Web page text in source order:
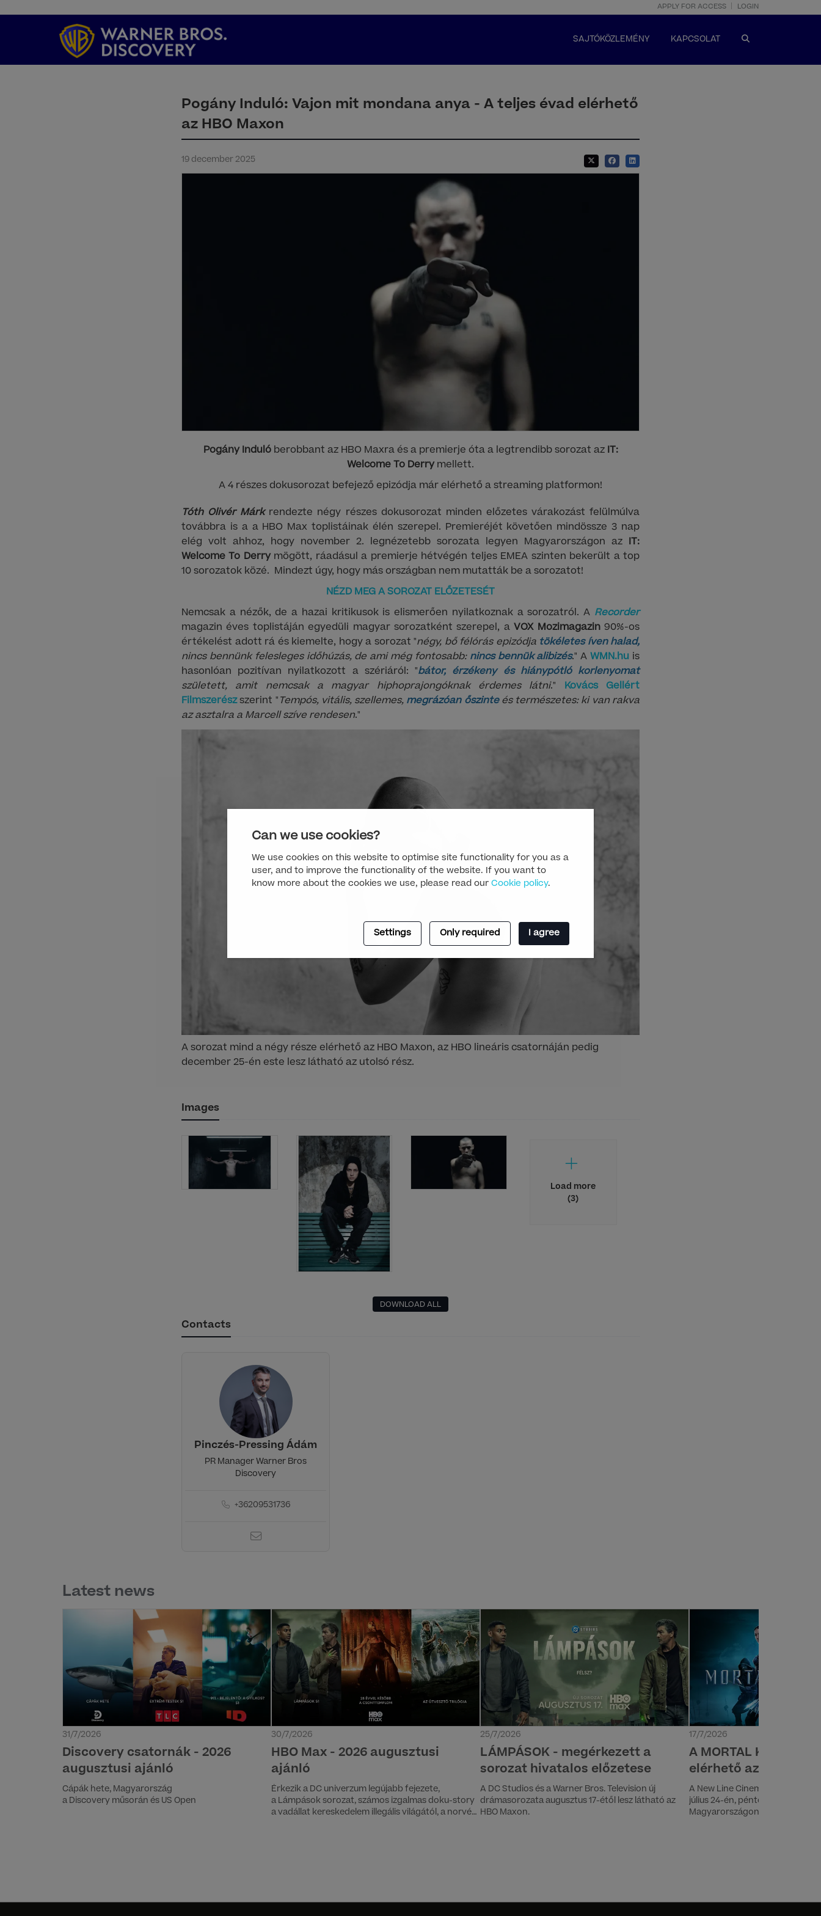
Can we use cookies?
We use cookies on this website to optimise site functionality for you as a
user, and to improve the functionality of the website. If you want to
know more about the cookies we use, please read our Cookie policy.
Settings Only required I agree
APPLY FOR ACCESS LOGIN
SAJTÓKÖZLEMÉNY KAPCSOLAT
Pogány Induló: Vajon mit mondana anya - A teljes évad elérhető
az HBO Maxon
19 december 2025
Pogány Indulóberobbant az HBO Maxra és a premierje óta a legtrendibb sorozat az
IT:
Welcome To Derry mellett.
A 4 részes dokusorozat befejező epizódja már elérhető a streaming platformon!
Tóth Olivér Márkrendezte négy részes dokusorozat minden előzetes várakozást felülmúlva
továbbra is a a HBO Max toplistáinak élén szerepel. Premieréjét követően mindössze 3 nap
elég volt ahhoz, hogy november 2. legnézetebb sorozata legyen Magyarországon az
IT:
Welcome To Derrymögött, ráadásul a premierje hétvégén teljes EMEA szinten bekerült a top
10 sorozatok közé. Mindezt úgy, hogy más országban nem mutatták be a sorozatot!
NÉZD MEG A SOROZAT ELŐZETESÉT
Nemcsak a nézők, de a hazai kritikusok is elismerően nyilatkoznak a sorozatról. A Recorder
magazin éves toplistáján egyedüli magyar sorozatként szerepel, a VOX Mozimagazin90%-os
értékelést adott rá és kiemelte, hogy a sorozat "négy, bő félórás epizódja tökéletes íven halad,
nincs bennünk felesleges időhúzás, de ami még fontosabb: nincs bennük alibizés." A WMN.hu
is
hasonlóan pozitívan nyilatkozott a szériáról: "bátor, érzékeny és hiánypótló korlenyomat
született, amit nemcsak a magyar hiphoprajongóknak érdemes látni."
Kovács Gellért
Filmszerészszerint " Tempós, vitális, szellemes, megrázóan őszinteés természetes: ki van rakva
az asztalra a Marcell szíve rendesen."
A sorozat mind a négy része elérhető az HBO Maxon, az HBO lineáris csatornáján pedig
december 25-én este lesz látható az utolsó rész.
Images
Load more
(3)
DOWNLOAD ALL
Contacts
Pinczés-Pressing Ádám
PR Manager Warner Bros
Discovery
+36209531736
Latest news
31/7/2026
Discovery csatornák - 2026
augusztusi ajánló
Cápák hete, Magyarország
a Discovery műsorán és US Open
30/7/2026
HBO Max - 2026 augusztusi
ajánló
Érkezik a DC univerzum legújabb fejezete,
a Lámpások sorozat, számos izgalmas doku-story
a vadállat kereskedelem illegális világától, a norvég
25/7/2026
LÁMPÁSOK - megérkezett a
sorozat hivatalos előzetese
A DC Studios és a Warner Bros. Television új
drámasorozata augusztus 17-étől lesz látható az
HBO Maxon.
17/7/2026
A MORTAL KOMBAT
elérhető az HBO
A New Line Cinema MORTAL
július 24-én, pénteken debütál
Magyarországon is, kizárólag az